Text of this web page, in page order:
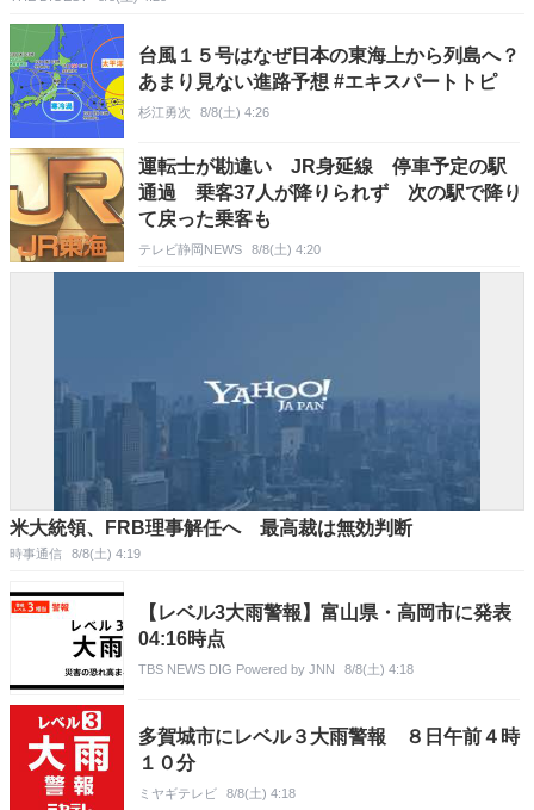
台風１５号はなぜ日本の東海上から列島へ？
あまり見ない進路予想 #エキスパートトピ
杉江勇次 8/8(土) 4:26
運転士が勘違い JR身延線 停車予定の駅
通過 乗客37人が降りられず 次の駅で降り
て戻った乗客も
テレビ静岡NEWS 8/8(土) 4:20
米大統領、FRB理事解任へ 最高裁は無効判断
時事通信 8/8(土) 4:19
【レベル3大雨警報】富山県・高岡市に発表
04:16時点
TBS NEWS DIG Powered by JNN 8/8(土) 4:18
多賀城市にレベル３大雨警報 ８日午前４時
１０分
ミヤギテレビ 8/8(土) 4:18